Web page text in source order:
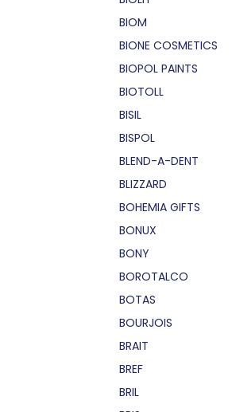
BIOM
BIONE COSMETICS
BIOPOL PAINTS
BIOTOLL
BISIL
BISPOL
BLEND-A-DENT
BLIZZARD
BOHEMIA GIFTS
BONUX
BONY
BOROTALCO
BOTAS
BOURJOIS
BRAIT
BREF
BRIL